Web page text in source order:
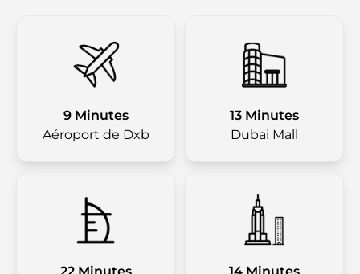
9 Minutes
Aéroport de Dxb
13 Minutes
Dubai Mall